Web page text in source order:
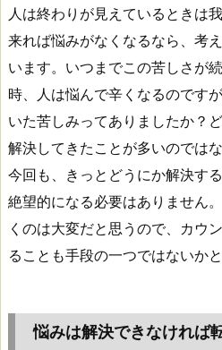
人は終わりが見えているときは
来れば悩みがなくなるなら、考
います。いつまでこの苦しさが
時、人は悩んで辛くなるのです
いた苦しみってありましたか？
解決してきたことが多いのでは
今回も、きっとどうにか解決す
絶望的になる必要はありません
くのは大変だと思うので、カウ
ることも手段の一つではないかと
悩みは解決できなければ